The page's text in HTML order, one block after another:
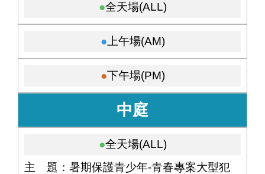
全天場(ALL)
上午場(AM)
下午場(PM)
中庭
全天場(ALL)
主 題：暑期保護青少年-青春專案大型犯